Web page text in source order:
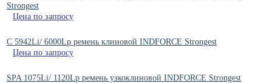
Strongest
Цена по запросу
C 5942Li/ 6000Lp ремень клиновой INDFORCE Strongest
Цена по запросу
SPA 1075Li/ 1120Lp ремень узкоклиновой INDFORCE Strongest